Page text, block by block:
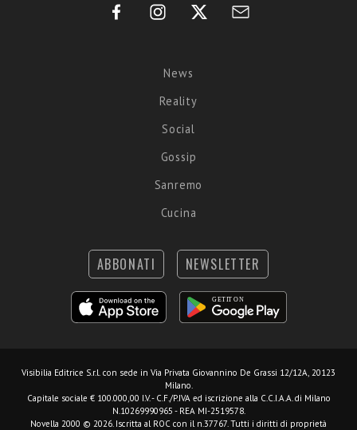
News
Reality
Social
Gossip
Sanremo
Cucina
ABBONATI NEWSLETTER
Visibilia Editrice S.r.l. con sede in Via Privata Giovannino De Grassi 12/12A, 20123
Milano.
Capitale sociale € 100.000,00 I.V. - C.F./P.IVA ed iscrizione alla C.C.I.A.A. di Milano
N.10269990965 - REA MI-2519578.
Novella 2000 © 2026. Iscritta al ROC con il n.37767. Tutti i diritti di proprietà